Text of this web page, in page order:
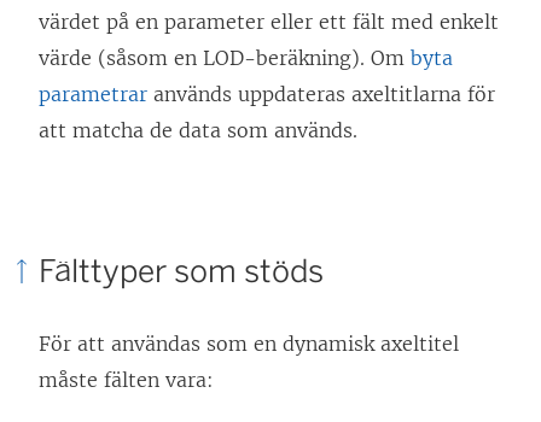
värdet på en parameter eller ett fält med enkelt
värde (såsom en LOD-beräkning). Om byta
parametrar används uppdateras axeltitlarna för
att matcha de data som används.
Fälttyper som stöds
För att användas som en dynamisk axeltitel
måste fälten vara: